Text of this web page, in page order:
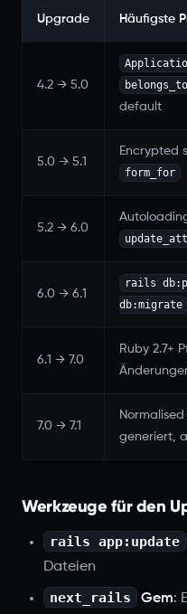
Upgrade Häufigste
4.2 → 5.0 belongs_to
default
5.0 → 5.1
Encrypted
form_for
5.2 → 6.0
6.0 → 6.1
rails
db:migrate
6.1 → 7.0
Ruby 2.7+
7.0 → 7.1
Normalised
generiert,
Werkzeuge für den
rails app:update
Dateien
next_rails
Gem: